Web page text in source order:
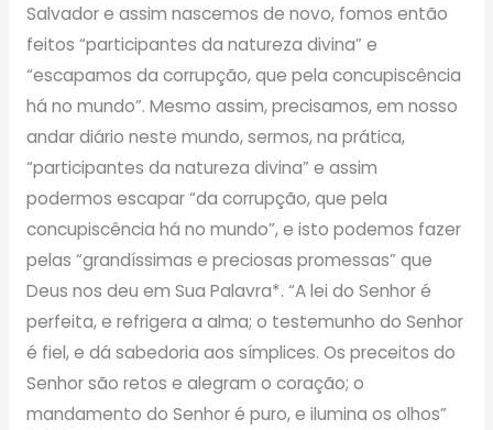
Salvador e assim nascemos de novo, fomos então
feitos “participantes da natureza divina” e
“escapamos da corrupção, que pela concupiscência
há no mundo”. Mesmo assim, precisamos, em nosso
andar diário neste mundo, sermos, na prática,
“participantes da natureza divina” e assim
podermos escapar “da corrupção, que pela
concupiscência há no mundo”, e isto podemos fazer
pelas “grandíssimas e preciosas promessas” que
Deus nos deu em Sua Palavra*. “A lei do Senhor é
perfeita, e refrigera a alma; o testemunho do Senhor
é fiel, e dá sabedoria aos símplices. Os preceitos do
Senhor são retos e alegram o coração; o
mandamento do Senhor é puro, e ilumina os olhos”